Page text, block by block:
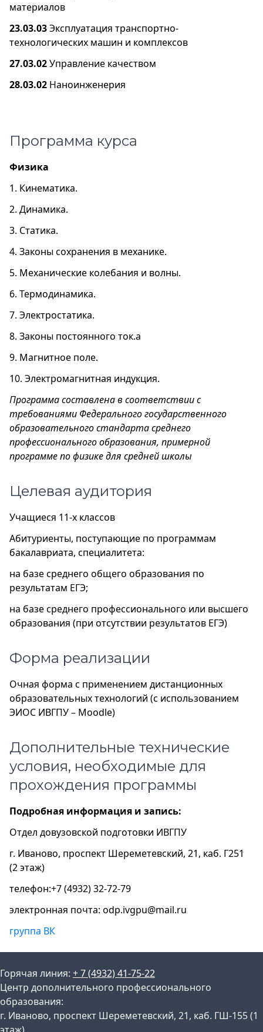
материалов
23.03.03Эксплуатация транспортно-
технологических машин и комплексов
27.03.02Управление качеством
28.03.02 Наноинженерия
Программа курса
Физика
1. Кинематика.
2. Динамика.
3. Статика.
4. Законы сохранения в механике.
5. Механические колебания и волны.
6. Термодинамика.
7. Электростатика.
8. Законы постоянного ток.а
9. Магнитное поле.
10. Электромагнитная индукция.
Программа составлена в соответствии с
требованиями Федерального государственного
образовательного стандарта среднего
профессионального образования, примерной
программе по физике для средней школы
Целевая аудитория
Учащиеся 11-х классов
Абитуриенты, поступающие по программам
бакалавриата, специалитета:
на базе среднего общего образования по
результатам ЕГЭ;
на базе среднего профессионального или высшего
образования (при отсутствии результатов ЕГЭ)
Форма реализации
Очная форма с применением дистанционных
образовательных технологий (с использованием
ЭИОС ИВГПУ – Moodle)
Дополнительные технические
условия, необходимые для
прохождения программы
Подробная информация и запись:
Отдел довузовской подготовки ИВГПУ
г. Иваново, проспект Шереметевский, 21, каб. Г251
(2 этаж)
телефон:+7 (4932) 32-72-79
электронная почта: odp.ivgpu@mail.ru
группа ВК
Горячая линия: + 7 (4932) 41-75-22
Центр дополнительного профессионального
образования:
г. Иваново, проспект Шереметевский, 21, каб. ГШ-155 (1